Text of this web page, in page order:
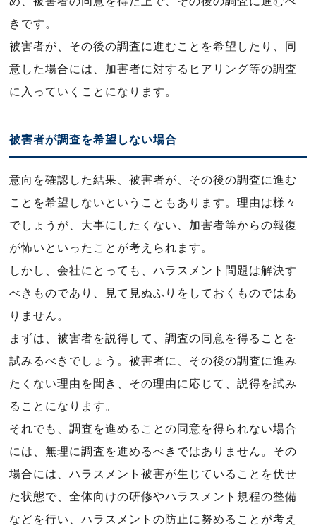
きです。
被害者が、その後の調査に進むことを希望したり、同
意した場合には、加害者に対するヒアリング等の調査
に入っていくことになります。
被害者が調査を希望しない場合
意向を確認した結果、被害者が、その後の調査に進む
ことを希望しないということもあります。理由は様々
でしょうが、大事にしたくない、加害者等からの報復
が怖いといったことが考えられます。
しかし、会社にとっても、ハラスメント問題は解決す
べきものであり、見て見ぬふりをしておくものではあ
りません。
まずは、被害者を説得して、調査の同意を得ることを
試みるべきでしょう。被害者に、その後の調査に進み
たくない理由を聞き、その理由に応じて、説得を試み
ることになります。
それでも、調査を進めることの同意を得られない場合
には、無理に調査を進めるべきではありません。その
場合には、ハラスメント被害が生じていることを伏せ
た状態で、全体向けの研修やハラスメント規程の整備
などを行い、ハラスメントの防止に努めることが考え